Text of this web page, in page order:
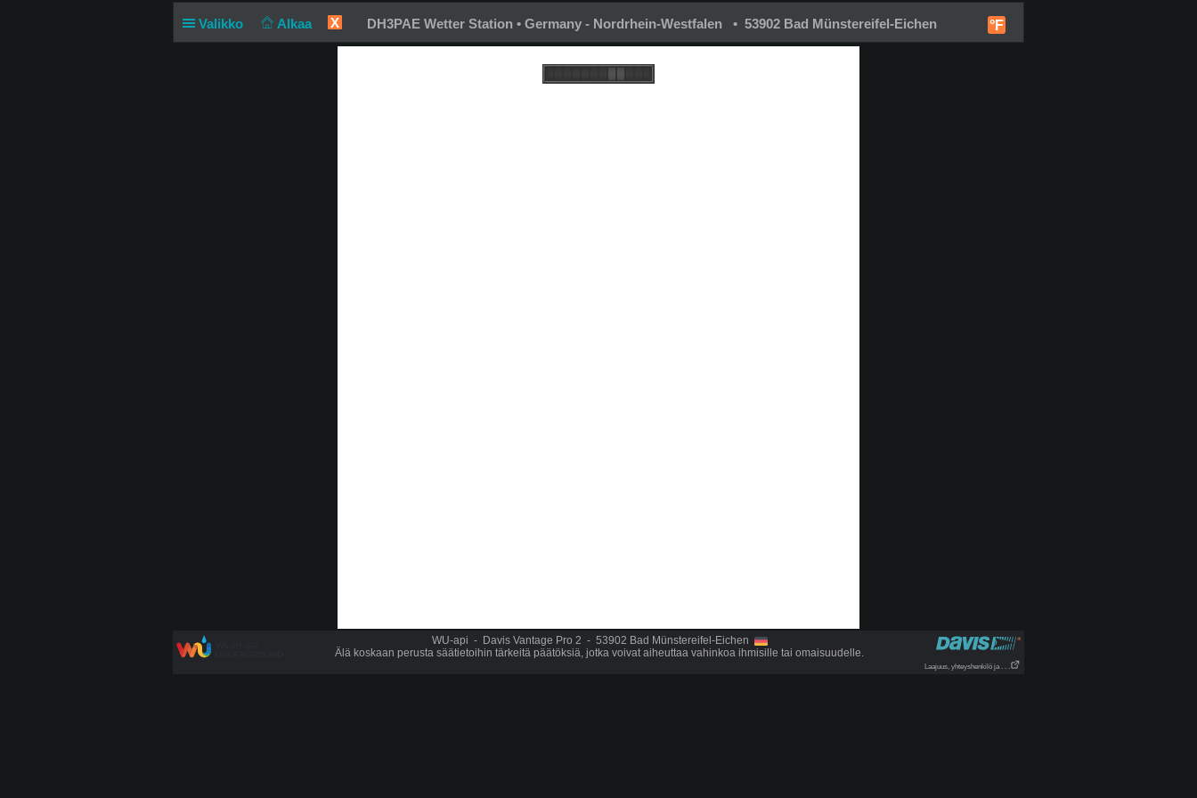
Valikko Alkaa X °F
DH3PAE Wetter Station • Germany - Nordrhein-Westfalen • 53902 Bad Münstereifel-Eichen
WU-api - Davis Vantage Pro 2 - 53902 Bad Münstereifel-Eichen
Älä koskaan perusta säätietoihin tärkeitä päätöksiä, jotka voivat aiheuttaa vahinkoa ihmisille tai omaisuudelle.
Laajuus, yhteyshenkilö ja . . .